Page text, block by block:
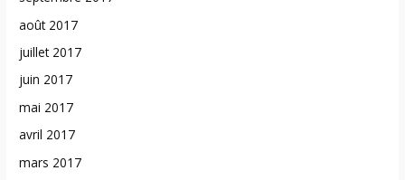
août 2017
juillet 2017
juin 2017
mai 2017
avril 2017
mars 2017